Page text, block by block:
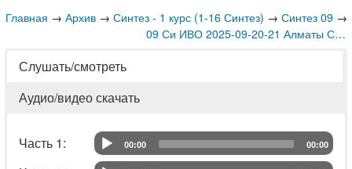
Главная → Архив → Синтез - 1 курс (1-16 Синтез) → Синтез 09 →
09 Си ИВО 2025-09-20-21 Алматы Сихимбаева А.
Слушать/смотреть
Аудио/видео скачать
Audio Player 00:00 00:00